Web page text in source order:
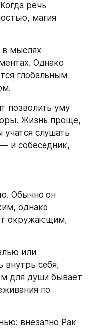
речь
магия
в мыслях
Однако
глобальным
позволить уму
Жизнь проще,
слушать
и собеседник,
Обычно он
однако
окружающим,
или
внутрь себя,
для души бывает
по
внезапно Рак